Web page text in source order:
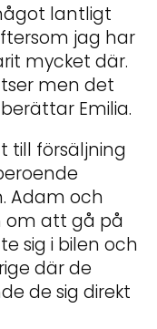
lantligt
jag har
mycket där.
men det
Emilia.
till försäljning
Adam och
om att gå på
sig i bilen och
där de
de sig direkt